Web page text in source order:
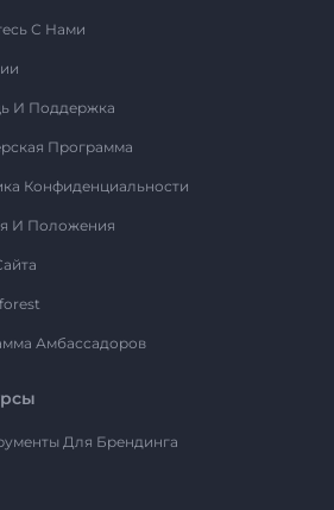
С Нами
И Поддержка
Программа
Конфиденциальности
И Положения
Амбассадоров
Для Брендинга